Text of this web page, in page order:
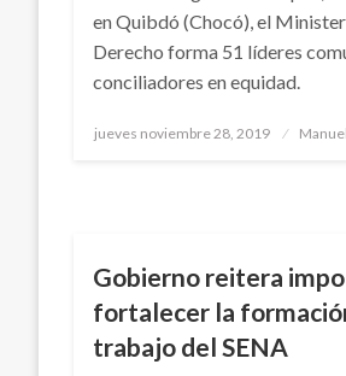
en Quibdó (Chocó), el
Derecho forma 51 líderes
conciliadores en equidad.
Publicado
jueves noviembre 28, 2019
Gobierno reitera
fortalecer la
trabajo del SENA